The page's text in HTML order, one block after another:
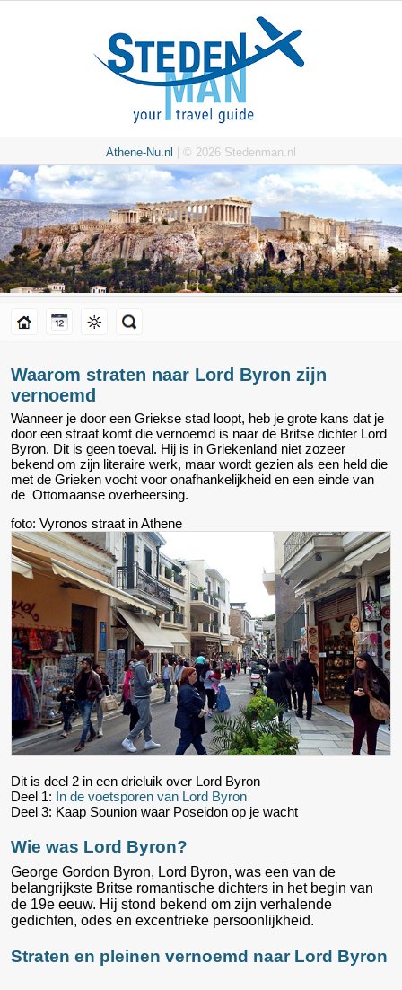
Athene-Nu.nl | © 2026 Stedenman.nl
Waarom straten naar Lord Byron zijn
vernoemd
Wanneer je door een Griekse stad loopt, heb je grote kans dat je
door een straat komt die vernoemd is naar de Britse dichter Lord
Byron. Dit is geen toeval. Hij is in Griekenland niet zozeer
bekend om zijn literaire werk, maar wordt gezien als een held die
met de Grieken vocht voor onafhankelijkheid en een einde van
de Ottomaanse overheersing.
foto: Vyronos straat in Athene
Dit is deel 2 in een drieluik over Lord Byron
Deel 1: In de voetsporen van Lord Byron
Deel 3: Kaap Sounion waar Poseidon op je wacht
Wie was Lord Byron?
George Gordon Byron, Lord Byron, was een van de
belangrijkste Britse romantische dichters in het begin van
de 19e eeuw. Hij stond bekend om zijn verhalende
gedichten, odes en excentrieke persoonlijkheid.
Straten en pleinen vernoemd naar Lord Byron